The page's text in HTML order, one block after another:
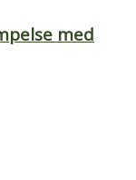
med